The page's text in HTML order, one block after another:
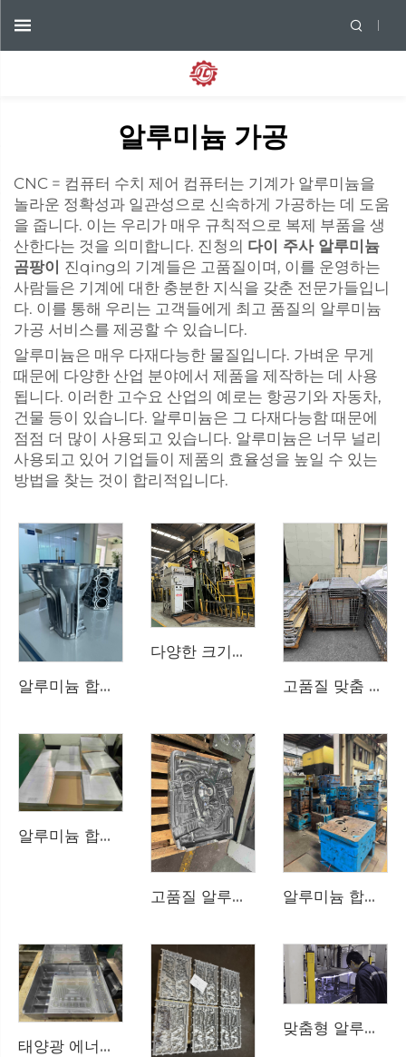
알루미늄 가공
CNC = 컴퓨터 수치 제어 컴퓨터는 기계가 알루미늄을
놀라운 정확성과 일관성으로 신속하게 가공하는 데 도움
을 줍니다. 이는 우리가 매우 규칙적으로 복제 부품을 생
산한다는 것을 의미합니다. 진청의 다이 주사 알루미늄
곰팡이 진qing의 기계들은 고품질이며, 이를 운영하는
사람들은 기계에 대한 충분한 지식을 갖춘 전문가들입니
다. 이를 통해 우리는 고객들에게 최고 품질의 알루미늄
가공 서비스를 제공할 수 있습니다.
알루미늄은 매우 다재다능한 물질입니다. 가벼운 무게
때문에 다양한 산업 분야에서 제품을 제작하는 데 사용
됩니다. 이러한 고수요 산업의 예로는 항공기와 자동차,
건물 등이 있습니다. 알루미늄은 그 다재다능함 때문에
점점 더 많이 사용되고 있습니다. 알루미늄은 너무 널리
사용되고 있어 기업들이 제품의 효율성을 높일 수 있는
방법을 찾는 것이 합리적입니다.
알루미늄 합금 파워 리어 하우징 커스터마이제이션 —— 고품질 제품, 국내외 유명 브랜드 협력의 최고 공급업체
다양한 크기의 알루미늄 합금 다이 캐스팅 제품 맞춤 생산 —— 180T ~ 4000T 다이 캐스팅 머신 사용 가능, 고품질 알루미늄 합금 다이 캐스팅 제품 생산
고품질 맞춤 알루미늄 합금 다이 캐스팅 제품 —— 원자재에서 생산 공정까지 엄격한 품질 관리 및 국제 표준에 따른 생산
알루미늄 합금 압력 주조 제품 맞춤 제작 —— 샘플이나 도면을 제공하면, 우리는 전문 컨설턴트를 제공하며 알루미늄 합금 압력 주조에 관한 질문에 답변해드립니다
고품질 알루미늄 합금 다이 캐스팅 금형 커스터마이제이션 —— 전통 자동차, 신에너지 자동차, 광전 및 통신 부품용 금형 커스터마이제이션 알루미늄 합금 다이 캐스팅 금형 맞춤 제작 - CNC 가공, 3D 모델링, 금형 흐름 분석을 통해 진청에서 생산된 모든 금형이 고품질 제품임을 보장합니다.
태양광 에너지 저장용 맞춤 제작 알루미늄 합금 압력 주조 제품 - 금형, CNC, 압력 주조, 담금 공정, 품질 검사된 제품, 고품질 원스톱 서비스
맞춤형 알루미늄 합금 압력 주조 제품 — 맞춤형 알루미늄 합금 압력 주조 생산, 제품 품질 테스트, 기밀성 테스트 등 전체 서비스 제공